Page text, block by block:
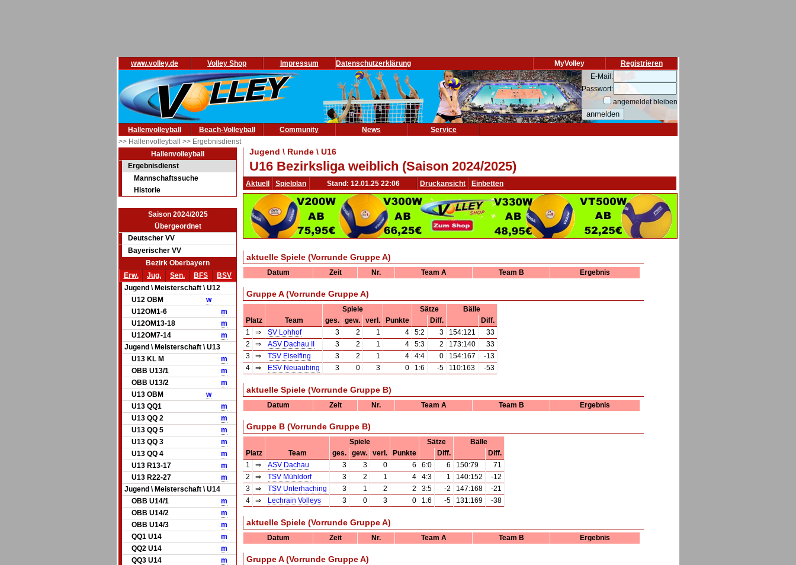
www.volley.de Volley Shop Impressum Datenschutzerklärung Registrieren
MyVolley
E-Mail:
Passwort:
angemeldet bleiben
Hallenvolleyball Beach-Volleyball Community News
Service
>> Hallenvolleyball >> Ergebnisdienst
Hallenvolleyball
Ergebnisdienst
Mannschaftssuche
Historie
Saison 2024/2025
Übergeordnet
Deutscher VV
Bayerischer VV
Bezirk Oberbayern
Erw.
Jug. Sen. BFS
BSV
Jugend \ Meisterschaft \ U12
U12 OBM
w
U12OM1-6
m
U12OM13-18
m
U12OM7-14
m
Jugend \ Meisterschaft \ U13
U13 KL M
m
OBB U13/1
m
OBB U13/2
m
U13 OBM
w
U13 QQ1
m
U13 QQ 2
m
U13 QQ 5
m
U13 QQ 3
m
U13 QQ 4
m
U13 R13-17
m
U13 R22-27
m
Jugend \ Meisterschaft \ U14
OBB U14/1
m
OBB U14/2
m
OBB U14/3
m
QQ1 U14
m
QQ2 U14
m
QQ3 U14
m
Jugend \ Runde \ U16
U16 Bezirksliga weiblich (Saison 2024/2025)
Aktuell Spielplan Stand: 12.01.25 22:06 Druckansicht Einbetten
aktuelle Spiele (Vorrunde Gruppe A)
Datum Zeit Nr. Team A Team B Ergebnis
Gruppe A (Vorrunde Gruppe A)
Spiele Sätze
Bälle
Platz
Team ges. gew. verl. Punkte Diff.
Diff.
1
⇒ SV Lohhof 3 2 1 4 5:2 3 154:121
33
2
⇒ ASV Dachau II 3 2 1 4 5:3 2 173:140
33
3
⇒ TSV Eiselfing 3 2 1 4 4:4 0 154:167
-13
4
⇒ ESV Neuaubing 3 0 3 0 1:6 -5 110:163 -53
aktuelle Spiele (Vorrunde Gruppe B)
Datum Zeit Nr. Team A Team B Ergebnis
Gruppe B (Vorrunde Gruppe B)
Spiele Sätze
Bälle
Platz
Team ges. gew. verl. Punkte Diff.
Diff.
1
⇒ ASV Dachau 3 3 0 6 6:0 6 150:79
71
2
⇒ TSV Mühldorf 3 2 1 4 4:3 1 140:152
-12
3
⇒ TSV Unterhaching 3 1 2 2 3:5 -2 147:168
-21
4
⇒ Lechrain Volleys 3 0 3 0 1:6 -5 131:169 -38
aktuelle Spiele (Vorrunde Gruppe A)
Datum Zeit Nr. Team A Team B Ergebnis
Gruppe A (Vorrunde Gruppe A)